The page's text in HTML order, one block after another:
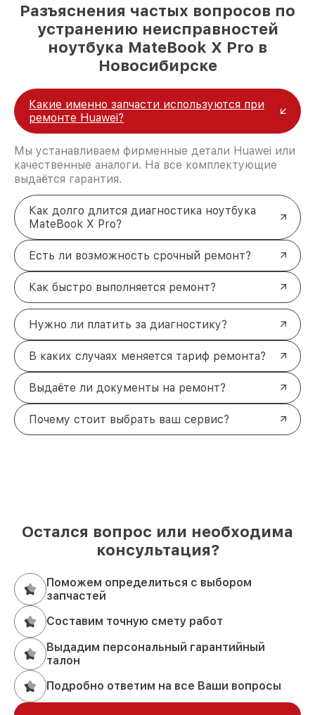
Разъяснения частых вопросов по
устранению неисправностей
ноутбука MateBook X Pro в
Новосибирске
Какие именно запчасти используются при
ремонте Huawei?
Мы устанавливаем фирменные детали Huawei или
качественные аналоги. На все комплектующие
выдаётся гарантия.
Как долго длится диагностика ноутбука
MateBook X Pro?
Есть ли возможность срочный ремонт?
Как быстро выполняется ремонт?
Нужно ли платить за диагностику?
В каких случаях меняется тариф ремонта?
Выдаёте ли документы на ремонт?
Почему стоит выбрать ваш сервис?
Остался вопрос или необходима
консультация?
Поможем определиться с выбором
запчастей
Составим точную смету работ
Выдадим персональный гарантийный
талон
Подробно ответим на все Ваши вопросы